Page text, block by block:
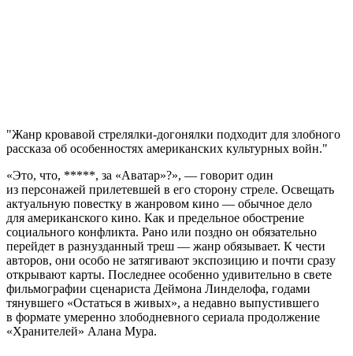
Жанр кровавой стрелялки-догонялки подходит для злобного
рассказа об особенностях американских культурных войн.
«Это, что, *****, за «Аватар»?», — говорит один
из персонажей прилетевшей в его сторону стреле. Освещать
актуальную повестку в жанровом кино — обычное дело
для американского кино. Как и предельное обострение
социального конфликта. Рано или поздно он обязательно
перейдет в разнузданный треш — жанр обязывает. К чести
авторов, они особо не затягивают экспозицию и почти сразу
открывают карты. Последнее особенно удивительно в свете
фильмографии сценариста Деймона Линделофа, годами
тянувшего «Остаться в живых», а недавно выпустившего
в формате умеренно злободневного сериала продолжение
«Хранителей» Алана Мура.